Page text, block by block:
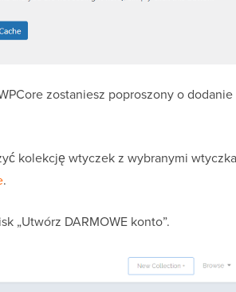
zostaniesz poproszony o
kolekcję wtyczek z wybranymi
.
„Utwórz DARMOWE konto”.